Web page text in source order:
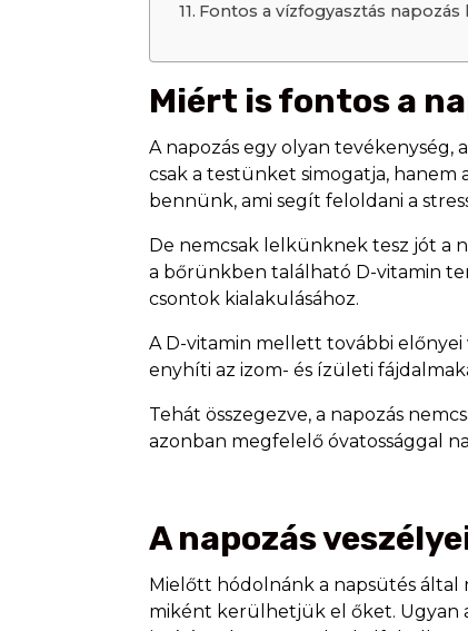
Fontos a vízfogyasztás napozás
Miért is fontos a
A napozás egy olyan tevékenység,
csak a testünket simogatja,
bennünk, ami segít feloldani a
De nemcsak lelkünknek tesz jót a
a bőrünkben található D-vitamin
csontok kialakulásához.
A D-vitamin mellett további
enyhíti az izom- és ízületi
Tehát összegezve, a napozás
azonban megfelelő óvatossággal
A napozás
Mielőtt hódolnánk a napsütés
miként kerülhetjük el őket. Ugyan